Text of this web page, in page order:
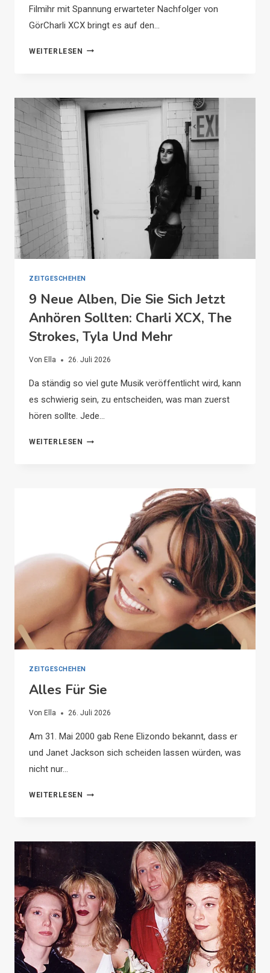
Filmihr mit Spannung erwarteter Nachfolger von
GörCharli XCX bringt es auf den…
WEITERLESEN CHARLI
MODE-
UND
FILM-
B-
SEITEN
ZEITGESCHEHEN
9 Neue Alben, Die Sie Sich Jetzt
Anhören Sollten: Charli XCX, The
Strokes, Tyla Und Mehr
Von Ella 26. Juli 2026
Da ständig so viel gute Musik veröffentlicht wird, kann
es schwierig sein, zu entscheiden, was man zuerst
hören sollte. Jede…
WEITERLESEN
SOLLTEN:
CHARLI
XCX,
THE
STROKES,
TYLA
UND
MEHR
ZEITGESCHEHEN
Alles Für Sie
Von Ella 26. Juli 2026
Am 31. Mai 2000 gab Rene Elizondo bekannt, dass er
und Janet Jackson sich scheiden lassen würden, was
nicht nur…
WEITERLESEN
ALLES